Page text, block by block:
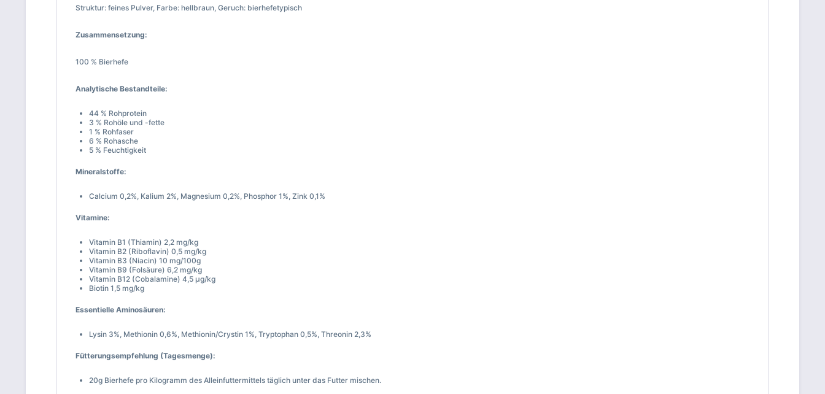
Struktur: feines Pulver, Farbe: hellbraun, Geruch: bierhefetypisch
Zusammensetzung:
100 % Bierhefe
Analytische Bestandteile:
44 % Rohprotein
3 % Rohöle und -fette
1 % Rohfaser
6 % Rohasche
5 % Feuchtigkeit
Mineralstoffe:
Calcium 0,2%, Kalium 2%, Magnesium 0,2%, Phosphor 1%, Zink 0,1%
Vitamine:
Vitamin B1 (Thiamin) 2,2 mg/kg
Vitamin B2 (Riboflavin) 0,5 mg/kg
Vitamin B3 (Niacin) 10 mg/100g
Vitamin B9 (Folsäure) 6,2 mg/kg
Vitamin B12 (Cobalamine) 4,5 µg/kg
Biotin 1,5 mg/kg
Essentielle Aminosäuren:
Lysin 3%, Methionin 0,6%, Methionin/Crystin 1%, Tryptophan 0,5%, Threonin 2,3%
Fütterungsempfehlung (Tagesmenge):
20g Bierhefe pro Kilogramm des Alleinfuttermittels täglich unter das Futter mischen.